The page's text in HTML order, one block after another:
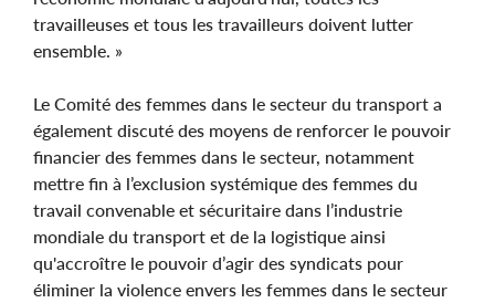
travailleuses et tous les travailleurs doivent lutter
ensemble. »
Le Comité des femmes dans le secteur du transport a
également discuté des moyens de renforcer le pouvoir
financier des femmes dans le secteur, notamment
mettre fin à l’exclusion systémique des femmes du
travail convenable et sécuritaire dans l’industrie
mondiale du transport et de la logistique ainsi
qu'accroître le pouvoir d’agir des syndicats pour
éliminer la violence envers les femmes dans le secteur